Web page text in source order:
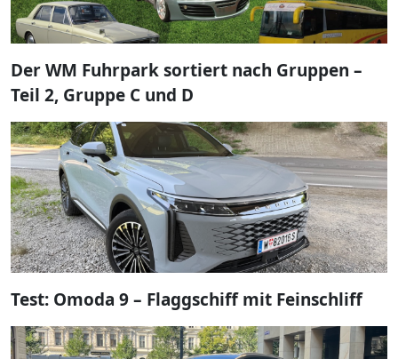
Der WM Fuhrpark sortiert nach Gruppen –
Teil 2, Gruppe C und D
Test: Omoda 9 – Flaggschiff mit Feinschliff